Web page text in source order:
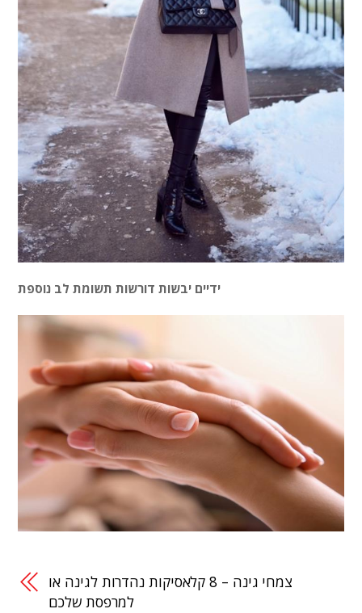
ידיים יבשות דורשות תשומת לב נוספת
צמחי גינה – 8 קלאסיקות נהדרות לגינה או
למרפסת שלכם